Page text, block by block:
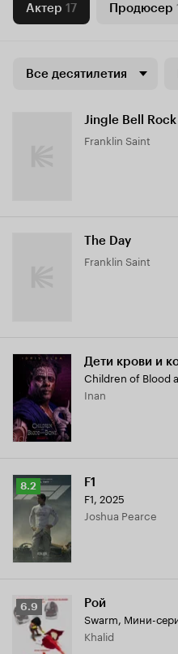
Актер 17 Продюсер 1
Все десятилетия
Jingle Bell Rock
Franklin Saint
The Day
Franklin Saint
Дети крови и
Children of Blood
Inan
Рейтинг
Кинопоиска
8.2
8.2 F1
F1, 2025
Joshua Pearce
Рейтинг
Кинопоиска
6.9
6.9 Рой
Swarm, Мини-
Khalid